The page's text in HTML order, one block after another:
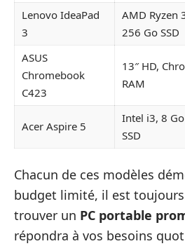
Lenovo IdeaPad
3
AMD Ryzen
256 Go SSD
ASUS
Chromebook
C423
13″ HD,
RAM
Acer Aspire 5
Intel i3, 8
SSD
Chacun de ces modèles
budget limité, il est
trouver un PC portable
répondra à vos besoins